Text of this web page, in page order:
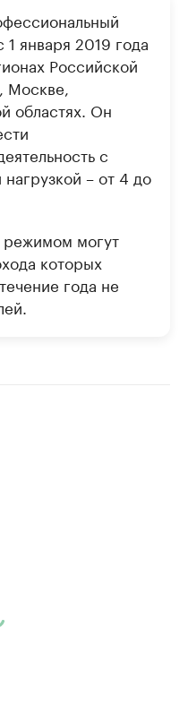
1 января 2019 года
Российской
Москве,
областях. Он
с
– от 4 до
режимом могут
которых
года не